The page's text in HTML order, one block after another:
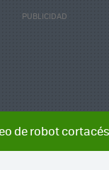
de robot